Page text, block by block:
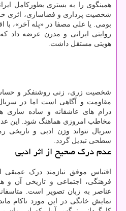
همینگوی را به بستری بطورکامل
شخصیت پردازی و فضاسازی، اثری
بومی. یا علی مصفا در «پله آخر»، با
روایتی ایرانی و مدرن عرضه داد
هویتی مستقل داشت.
شخصیت زری، زنی روشنفکر و
مقاومت و آگاهی است اما در
درام های عاشقانه و ساده سازی
مخاطب امروزی هماهنگ شود. این
سریال نتواند وزن ادبی و تاریخی
سطحی تبدیل گردد.
عدم درک صحیح از اثر ادبی
اقتباس موفق نیازمند درک عمیقی
فرهنگی، اجتماعی و تاریخی آن و
عناصر به زبان تصویر است.
نمایش خانگی در این مورد ناکام